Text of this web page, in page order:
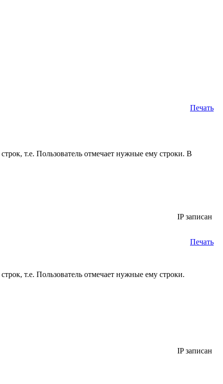
Печать
т.е. Пользователь отмечает нужные ему строки. В
IP записан
Печать
т.е. Пользователь отмечает нужные ему строки.
IP записан